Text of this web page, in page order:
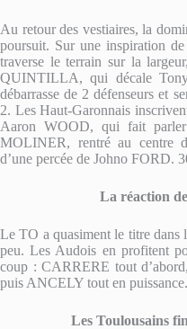
Au retour des vestiaires, la
poursuit. Sur une inspiration
traverse le terrain sur la
QUINTILLA, qui décale
débarrasse de 2 défenseurs et
2. Les Haut-Garonnais
Aaron WOOD, qui fait
MOLINER, rentré au centre
d’une percée de Johno FORD.
La réaction
Le TO a quasiment le titre dans
peu. Les Audois en profitent
coup : CARRERE tout
puis ANCELY tout en
Les Toulousains